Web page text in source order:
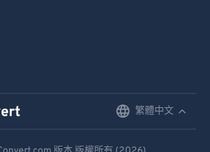
繁體中文